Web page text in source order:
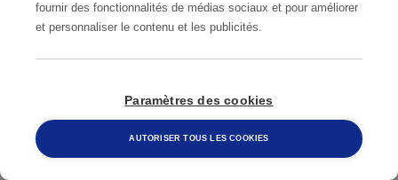
Nos services de lutte contre les
fournir des fonctionnalités de médias sociaux et pour améliorer
et personnaliser le contenu et les publicités.
Paramètres des cookies
AUTORISER TOUS LES COOKIES